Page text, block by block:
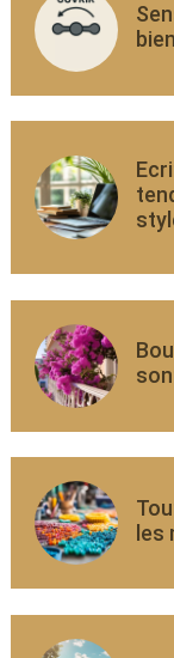
les